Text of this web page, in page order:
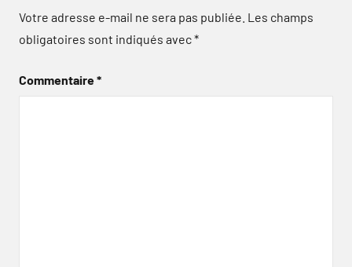
Votre adresse e-mail ne sera pas publiée. Les champs
obligatoires sont indiqués avec*
Commentaire*